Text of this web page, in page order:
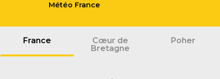
Météo France
France
Cœur de
Bretagne
Poher